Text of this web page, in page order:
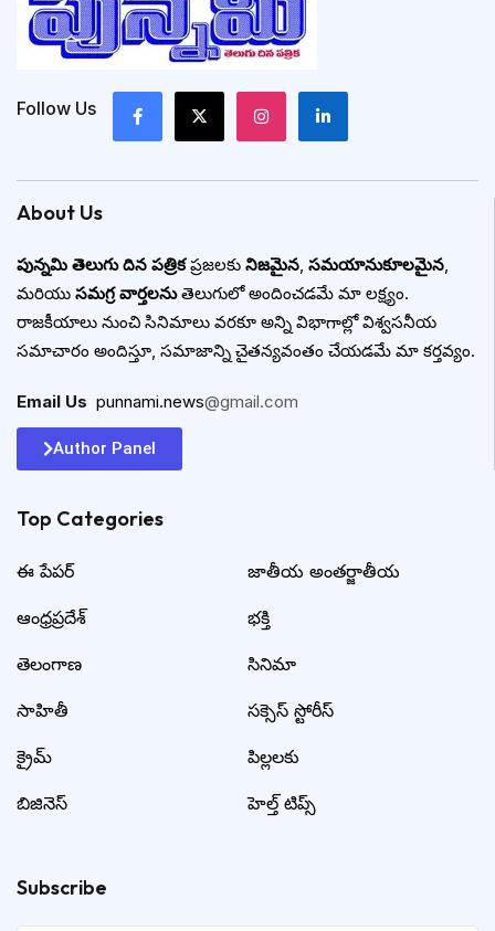
Follow Us
About Us
పున్నమి తెలుగు దిన పత్రికప్రజలకు నిజమైన సమయానుకూలమైన
మరియు సమగ్ర వార్తలనుతెలుగులో అందించడమే మా లక్ష్యం.
రాజకీయాలు నుంచి సినిమాలు వరకూ అన్ని విభాగాల్లో విశ్వసనీయ
సమాచారం అందిస్తూ, సమాజాన్ని చైతన్యవంతం చేయడమే మా కర్తవ్యం.
Email Us punnami.news@gmail.com
Author Panel
Top Categories​
ఈ పేపర్
ఆంధ్రప్రదేశ్
తెలంగాణ
సాహితీ
క్రైమ్
బిజినెస్
జాతీయ అంతర్జాతీయ
భక్తి
సినిమా
సక్సెస్ స్టోరీస్
పిల్లలకు
హెల్త్ టిప్స్
Subscribe